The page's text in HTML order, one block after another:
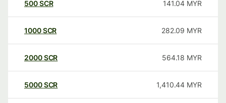
500SCR 141.04 MYR
1000SCR 282.09 MYR
2000SCR 564.18 MYR
5000SCR 1,410.44 MYR